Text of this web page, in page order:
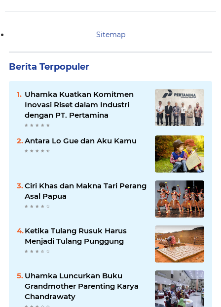
Sitemap
Berita Terpopuler
Uhamka Kuatkan Komitmen
Inovasi Riset dalam Industri
dengan PT. Pertamina
Antara Lo Gue dan Aku Kamu
Ciri Khas dan Makna Tari Perang
Asal Papua
Ketika Tulang Rusuk Harus
Menjadi Tulang Punggung
Uhamka Luncurkan Buku
Grandmother Parenting Karya
Chandrawaty